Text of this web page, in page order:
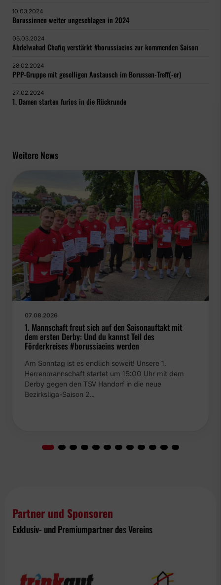
10.03.2024
Borussinnen weiter ungeschlagen in 2024
05.03.2024
Abdelwahad Chafiq verstärkt #borussiaeins zur kommenden Saison
28.02.2024
PPP-Gruppe mit geselligen Austausch im Borussen-Treff(-er)
27.02.2024
1. Damen starten furios in die Rückrunde
Weitere News
07.08.2026
1. Mannschaft freut sich auf den Saisonauftakt mit
dem ersten Derby: Und du kannst Teil des
Förderkreises #borussiaeins werden
Am Sonntag ist es endlich soweit! Unsere 1.
Herrenmannschaft startet um 15:00 Uhr mit dem
Derby gegen den TSV Handorf in die neue
Bezirksliga-Saison 2…
Partner und Sponsoren
Exklusiv- und Premiumpartner des Vereins